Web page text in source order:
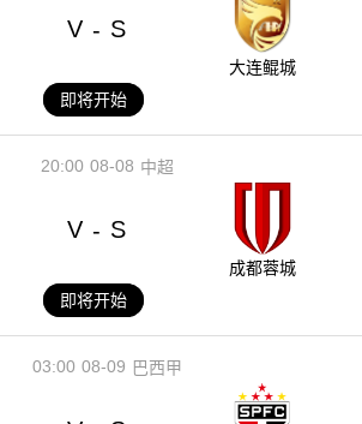
V - S
大连鲲城
即将开始
08-08
20:00 中超
V - S
成都蓉城
即将开始
08-09
03:00 巴西甲